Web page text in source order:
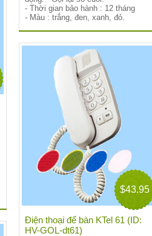
- Thời gian bảo hành : 12 tháng
- Màu : trắng, đen, xanh, đỏ.
$43.95
Điện thoại để bàn KTel 61 (ID:
HV-GOL-dt61)